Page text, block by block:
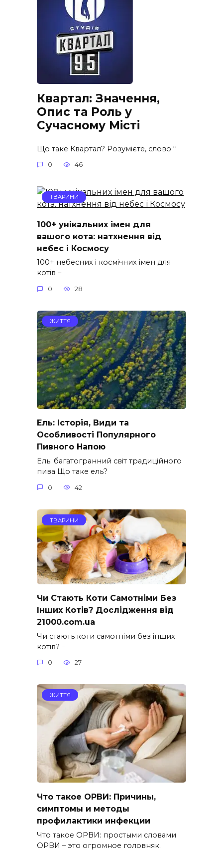
Квартал: Значення,
Опис та Роль у
Сучасному Місті
Що таке Квартал? Розумієте, слово “
0 46
ТВАРИНИ
100+ унікальних імен для
вашого кота: натхнення від
небес і Космосу
100+ небесних і космічних імен для
котів –
0 28
ЖИТТЯ
Ель: Історія, Види та
Особливості Популярного
Пивного Напою
Ель: багатогранний світ традиційного
пива Що таке ель?
0 42
ТВАРИНИ
Чи Стають Коти Самотніми Без
Інших Котів? Дослідження від
21000.com.ua
Чи стають коти самотніми без інших
котів? –
0 27
ЖИТТЯ
Что такое ОРВИ: Причины,
симптомы и методы
профилактики инфекции
Что такое ОРВИ: простыми словами
ОРВИ – это огромное головняк.